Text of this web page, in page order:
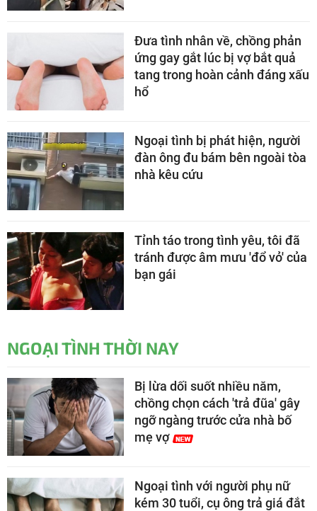
Đưa tình nhân về, chồng phản
ứng gay gắt lúc bị vợ bắt quả
tang trong hoàn cảnh đáng xấu
hổ
Ngoại tình bị phát hiện, người
đàn ông đu bám bên ngoài tòa
nhà kêu cứu
Tỉnh táo trong tình yêu, tôi đã
tránh được âm mưu 'đổ vỏ' của
bạn gái
NGOẠI TÌNH THỜI NAY
Bị lừa dối suốt nhiều năm,
chồng chọn cách 'trả đũa' gây
ngỡ ngàng trước cửa nhà bố
mẹ vợ
Ngoại tình với người phụ nữ
kém 30 tuổi, cụ ông trả giá đắt